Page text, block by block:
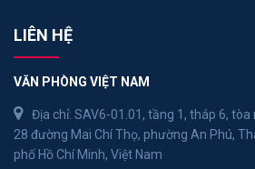
LIÊN HỆ
VĂN PHÒNG VIỆT NAM
Địa chỉ: SAV6-01.01, tầng 1, tháp 6,
28 đường Mai Chí Thọ, phường An Phú,
phố Hồ Chí Minh, Việt Nam